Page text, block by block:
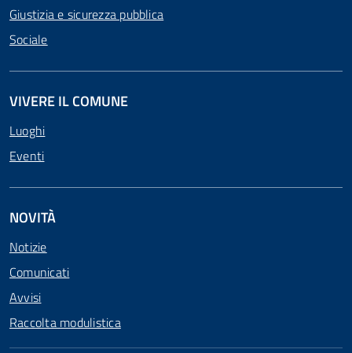
Giustizia e sicurezza pubblica
Sociale
VIVERE IL COMUNE
Luoghi
Eventi
NOVITÀ
Notizie
Comunicati
Avvisi
Raccolta modulistica